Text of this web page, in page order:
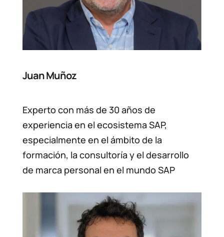
Juan Muñoz
Experto con más de 30 años de
experiencia en el ecosistema SAP,
especialmente en el ámbito de la
formación, la consultoría y el desarrollo
de marca personal en el mundo SAP